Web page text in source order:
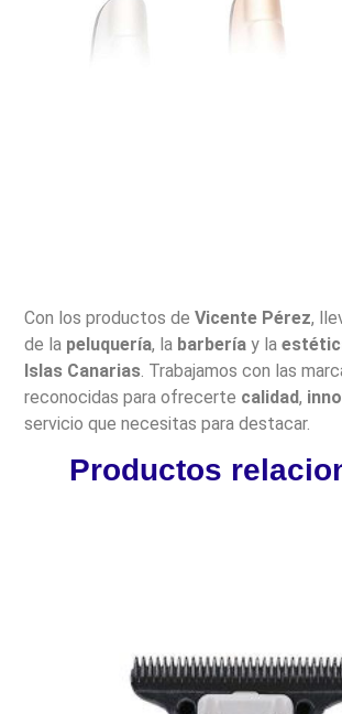
Con los productos deVicente Pérez,
de la peluquería, la barbería y la
Islas Canarias. Trabajamos con las
reconocidas para ofrecerte calidad,
servicio que necesitas para destacar.
Productos